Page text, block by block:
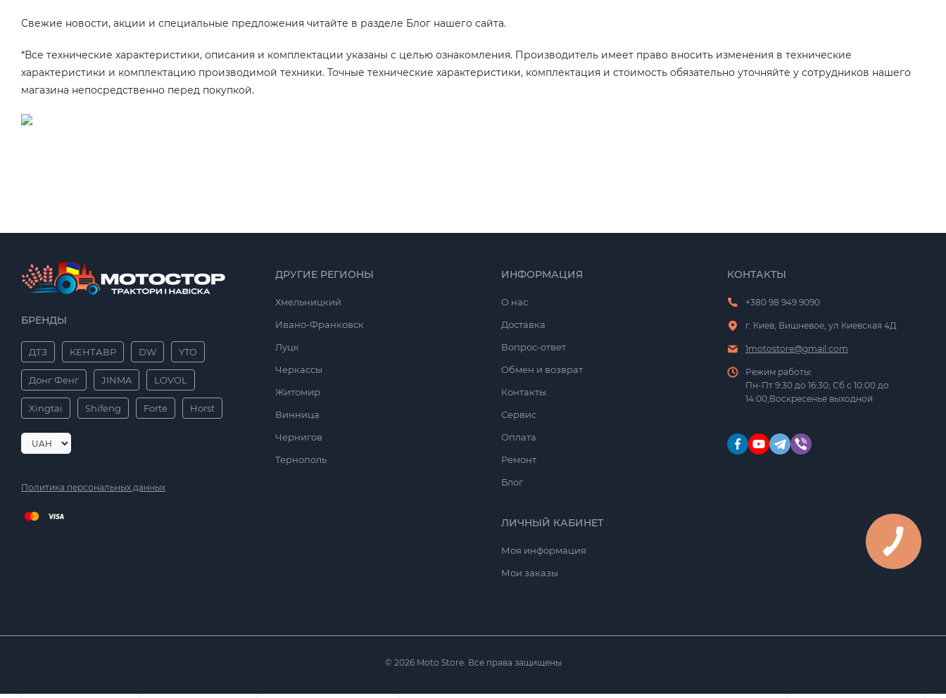
Свежие новости, акции и специальные предложения читайте в разделе Блог нашего сайта.
*Все технические характеристики, описания и комплектации указаны с целью ознакомления. Производитель имеет право вносить изменения в технические
характеристики и комплектацию производимой техники. Точные технические характеристики, комплектация и стоимость обязательно уточняйте у сотрудников нашего
магазина непосредственно перед покупкой.
БРЕНДЫ
ДТЗ КЕНТАВР DW YTO
Донг Фенг JINMA LOVOL
Xingtai Shifeng Forte Horst
Политика персональных данных
ДРУГИЕ РЕГИОНЫ
Хмельницкий
Ивано-Франковск
Луцк
Черкассы
Житомир
Винница
Чернигов
Тернополь
ИНФОРМАЦИЯ
O нас
Доставка
Вопрос-ответ
Обмен и возврат
Контакты
Сервис
Оплата
Ремонт
Блог
ЛИЧНЫЙ КАБИНЕТ
Моя информация
Мои заказы
КОНТАКТЫ
+380 98 949 9090
г. Киев, Вишневое, ул Киевская 4Д
1motostore@gmail.com
Режим работы:
Пн-Пт 9:30 до 16:30; Сб с 10:00 до
14:00;Воскресенье выходной
© 2026 Moto Store. Все права защищены